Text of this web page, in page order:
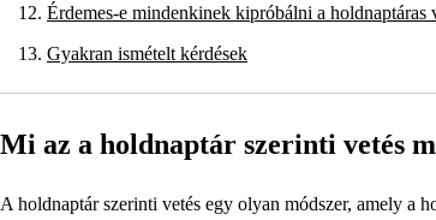
Érdemes-e mindenkinek kipróbálni a holdnaptáras
Gyakran ismételt kérdések
Mi az a holdnaptár szerinti vetés
A holdnaptár szerinti vetés egy olyan módszer, amely a